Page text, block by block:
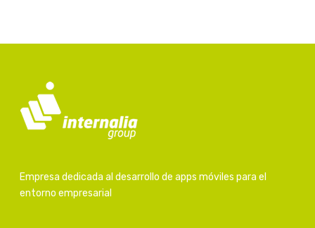
Empresa dedicada al desarrollo de apps móviles para el
entorno empresarial